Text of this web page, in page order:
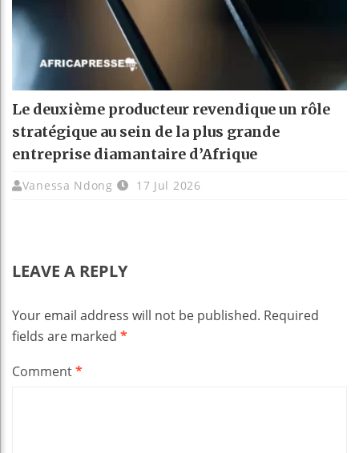
Le deuxième producteur revendique un rôle
stratégique au sein de la plus grande
entreprise diamantaire d’Afrique
Vanessa Ndong 17 Jul 2026
LEAVE A REPLY
Your email address will not be published. Required
fields are marked *
Comment*